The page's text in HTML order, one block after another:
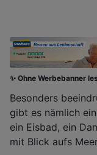
✨ Ohne Werbebanner
Besonders
gibt es nämlich
ein Eisbad, ein
mit Blick aufs